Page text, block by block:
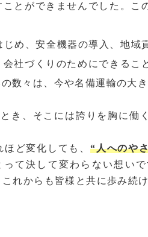
とができませんでした。こ
め、安全機器の導入、地域
社づくりのためにできるこ
数々は、今や名備運輸の大
き、そこには誇りを胸に働
ど変化しても、 “人へのや
って決して変わらない想い
れからも皆様と共に歩み続